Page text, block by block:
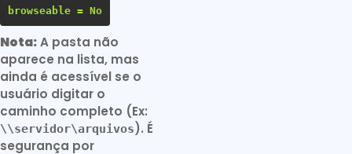
browseable = No
Nota:A pasta não
aparece na lista, mas
ainda é acessível se o
usuário digitar o
caminho completo (Ex:
\\servidor\arquivos). É
segurança por